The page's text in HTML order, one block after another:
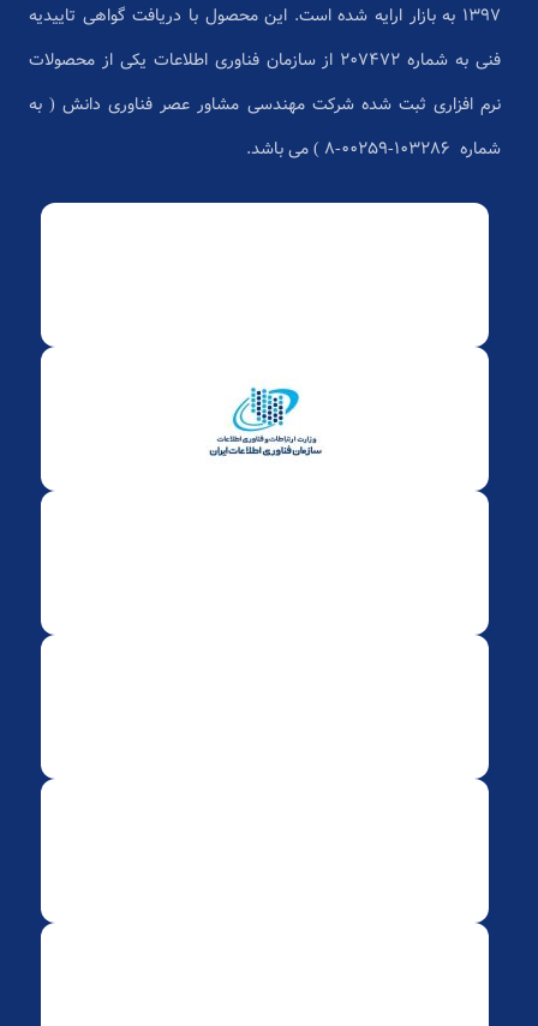
1397 به بازار ارایه شده است. این محصول با دریافت گواهی تاییدیه
فنی به شماره 207472 از سازمان فناوری اطلاعات یکی از محصولات
نرم افزاری ثبت شده شرکت مهندسی مشاور عصر فناوری دانش ( به
شماره ۱۰۳۲۸۶-۰۰۲۵۹-۸ ) می باشد.